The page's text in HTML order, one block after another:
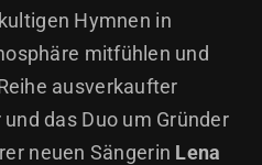
Hymnen in
mitfühlen und
ausverkaufter
das Duo um Gründer
neuen Sängerin Lena